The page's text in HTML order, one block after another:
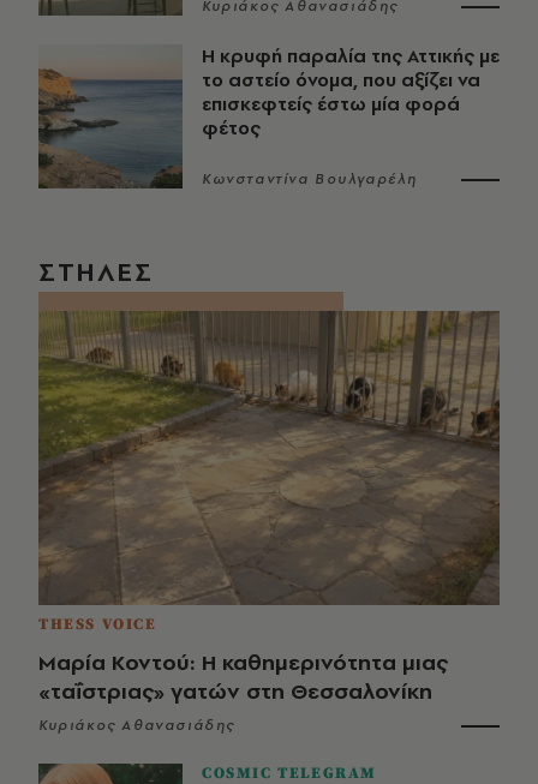
Κυριάκος Αθανασιάδης
Η κρυφή παραλία της Αττικής με
το αστείο όνομα, που αξίζει να
επισκεφτείς έστω μία φορά
φέτος
Κωνσταντίνα Βουλγαρέλη
ΣΤΗΛΕΣ
THESS VOICE
Μαρία Κοντού: Η καθημερινότητα μιας
«ταΐστριας» γατών στη Θεσσαλονίκη
Κυριάκος Αθανασιάδης
COSMIC TELEGRAM